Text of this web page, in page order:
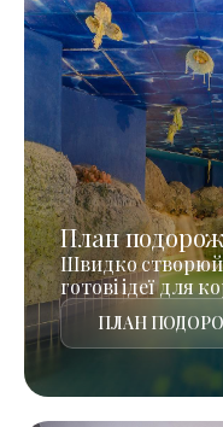
План
Швидко
готові ідеї для
ПЛАН